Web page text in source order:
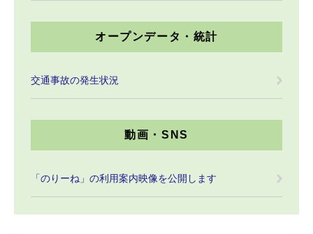
オープンデータ・統計
交通事故の発生状況
動画・SNS
「のりーね」の利用案内映像を公開します